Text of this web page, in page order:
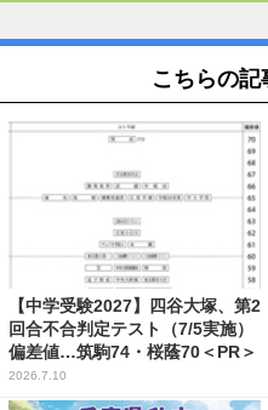
こちらの
【中学受験2027】四谷大塚、第2
回合不合判定テスト（7/5実施）
偏差値…筑駒74・桜蔭70＜PR＞
2026.7.10